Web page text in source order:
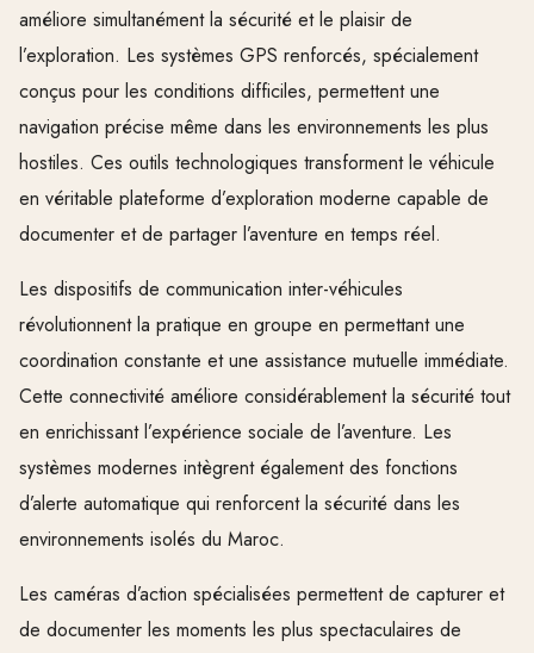
améliore simultanément la sécurité et le plaisir de
l’exploration. Les systèmes GPS renforcés, spécialement
conçus pour les conditions difficiles, permettent une
navigation précise même dans les environnements les plus
hostiles. Ces outils technologiques transforment le véhicule
en véritable plateforme d’exploration moderne capable de
documenter et de partager l’aventure en temps réel.
Les dispositifs de communication inter-véhicules
révolutionnent la pratique en groupe en permettant une
coordination constante et une assistance mutuelle immédiate.
Cette connectivité améliore considérablement la sécurité tout
en enrichissant l’expérience sociale de l’aventure. Les
systèmes modernes intègrent également des fonctions
d’alerte automatique qui renforcent la sécurité dans les
environnements isolés du Maroc.
Les caméras d’action spécialisées permettent de capturer et
de documenter les moments les plus spectaculaires de